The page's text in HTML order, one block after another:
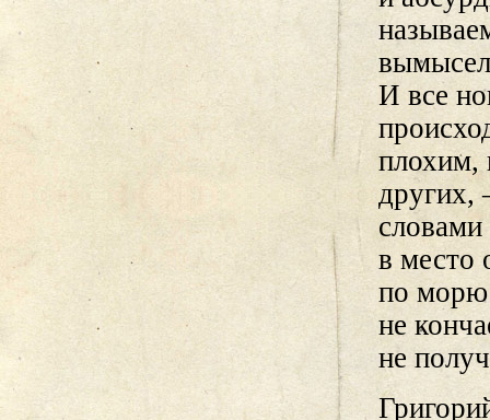
вымысел
И все
плохим,
других,
в место
по
не
не